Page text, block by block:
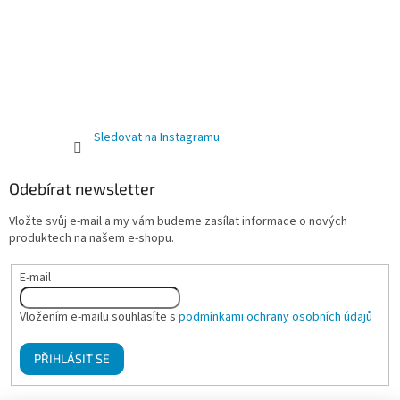
Sledovat na Instagramu
Odebírat newsletter
Vložte svůj e-mail a my vám budeme zasílat informace o nových
produktech na našem e-shopu.
E-mail
Vložením e-mailu souhlasíte s podmínkami ochrany osobních údajů
PŘIHLÁSIT SE